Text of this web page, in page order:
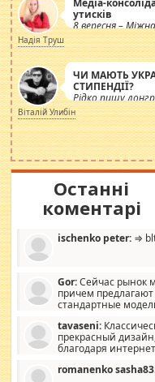
Медіа-
утисків
8 вересня –
журналістів.
Надія Труш
ЧИ МАЮТЬ
СТИПЕНДІЇ?
Рідко пишу
просто дістало!
навколо
роздувається
Віталій Улибін
Останні
коментарі
ischenko peter: ⇒
Gor:Сейчас рынок
причем
стандартные
стандартные формы, в
со вкусом все в порядке,
мебель, а это не
tavaseni:
прекрасный
благодаря
romanenko